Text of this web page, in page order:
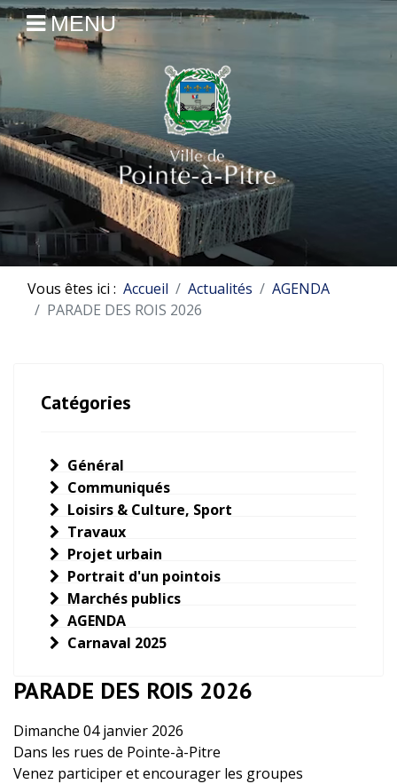
MENU
Vous êtes ici : Accueil Actualités
AGENDA
PARADE DES ROIS 2026
Catégories
Général
Communiqués
Loisirs & Culture, Sport
Travaux
Projet urbain
Portrait d'un pointois
Marchés publics
AGENDA
Carnaval 2025
PARADE DES ROIS 2026
Dimanche 04 janvier 2026
Dans les rues de Pointe-à-Pitre
Venez participer et encourager les groupes